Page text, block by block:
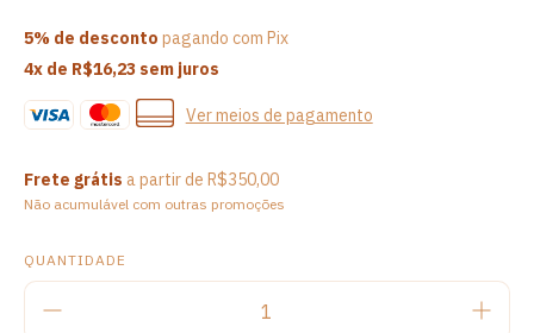
5% de desconto pagando com Pix
4x de R$16,23 sem juros
Ver meios de pagamento
Frete grátis a partir de R$350,00
Não acumulável com outras promoções
QUANTIDADE